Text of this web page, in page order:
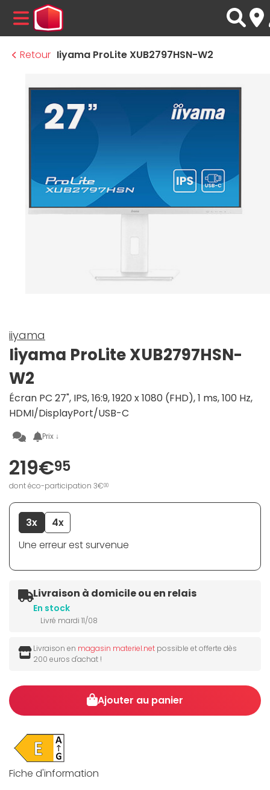
MENU
Retour Iiyama ProLite XUB2797HSN-W2
iiyama
Iiyama ProLite XUB2797HSN-
W2
Écran PC 27", IPS, 16:9, 1920 x 1080 (FHD), 1 ms, 100 Hz,
HDMI/DisplayPort/USB-C
Prix ↓
219€95
dont éco-participation 3€00
3x
4x
Une erreur est survenue
Livraison à domicile ou en relais
En stock
Livré mardi 11/08
Livraison en magasin materiel.net possible et offerte dès
200 euros d'achat !
Ajouter au panier
Fiche d'information